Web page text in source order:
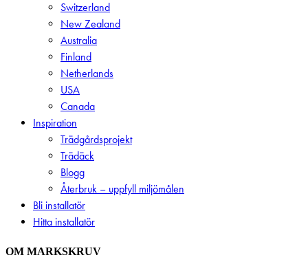
Switzerland
New Zealand
Australia
Finland
Netherlands
USA
Canada
Inspiration
Trädgårdsprojekt
Trädäck
Blogg
Återbruk – uppfyll miljömålen
Bli installatör
Hitta installatör
OM MARKSKRUV